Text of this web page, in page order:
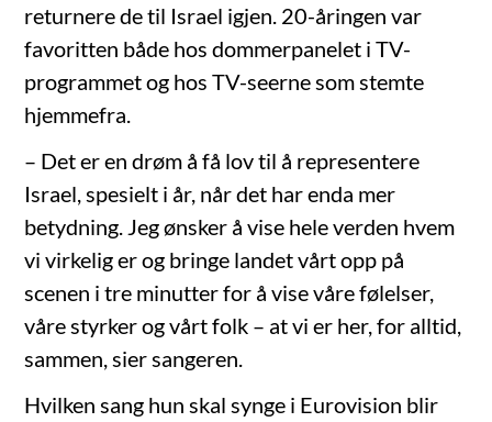
returnere de til Israel igjen. 20-åringen var
favoritten både hos dommerpanelet i TV-
programmet og hos TV-seerne som stemte
hjemmefra.
– Det er en drøm å få lov til å representere
Israel, spesielt i år, når det har enda mer
betydning. Jeg ønsker å vise hele verden hvem
vi virkelig er og bringe landet vårt opp på
scenen i tre minutter for å vise våre følelser,
våre styrker og vårt folk – at vi er her, for alltid,
sammen, sier sangeren.
Hvilken sang hun skal synge i Eurovision blir